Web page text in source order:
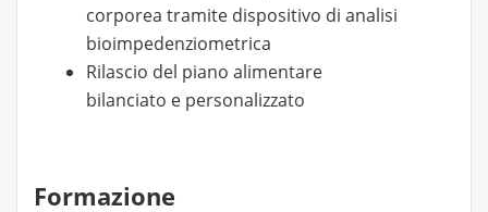
corporea tramite dispositivo di analisi
bioimpedenziometrica
Rilascio del piano alimentare
bilanciato e personalizzato
Formazione